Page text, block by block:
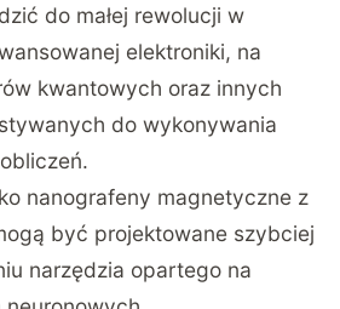
do małej rewolucji w
elektroniki, na
kwantowych oraz innych
do wykonywania
nanografeny magnetyczne z
być projektowane szybciej
narzędzia opartego na